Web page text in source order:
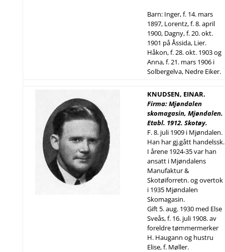
Barn: Inger, f. 14. mars
1897, Lorentz, f. 8. april
1900, Dagny, f. 20. okt.
1901 på Åssida, Lier.
Håkon, f. 28. okt. 1903 og
Anna, f. 21. mars 1906 i
Solbergelva, Nedre Eiker.
KNUDSEN, EINAR.
Firma: Mjøndalen
skomagasin, Mjøndalen.
Etabl. 1912. Skotøy.
F. 8. juli 1909 i Mjøndalen.
Han har gj.gått handelssk.
I årene 1924-35 var han
ansatt i Mjøndalens
Manufaktur &
Skotøiforretn. og overtok
i 1935 Mjøndalen
Skomagasin.
Gift 5. aug. 1930 med Else
Sveås, f. 16. juli 1908. av
foreldre tømmermerker
H. Haugann og hustru
Elise, f. Møller.